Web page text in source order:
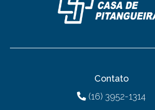
Contato
(16) 3952-1314